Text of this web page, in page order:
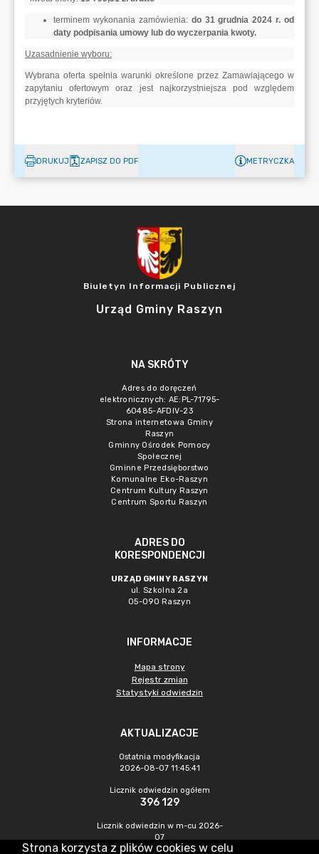
DRUKUJ ZAPISZ DO PDF METRYCZKA
Biuletyn Informacji Publicznej
Urząd Gminy Raszyn
NA SKRÓTY
Adres do doręczeń
elektronicznych: AE:PL-71795-
60485-AFDIV-23
Strona internetowa Gminy
Raszyn
Gminny Ośrodek Pomocy
Społecznej
Gminne Przedsięborstwo
Komunalne Eko-Raszyn
Centrum Kultury Raszyn
Centrum Sportu Raszyn
ADRES DO
KORESPONDENCJI
URZĄD GMINY RASZYN
ul. Szkolna 2a
05-090 Raszyn
INFORMACJE
Mapa strony
Rejestr zmian
Statystyki odwiedzin
AKTUALIZACJE
Ostatnia modyfikacja
2026-08-07 11:45:41
Licznik odwiedzin ogółem
396 129
Licznik odwiedzin w m-cu 2026-
07
1 440
Strona korzysta z plików cookies w celu